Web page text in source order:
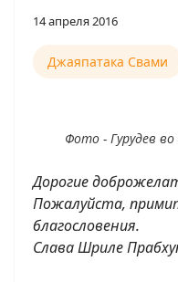
14 апреля 2016
Джаяпатака Свами
Фото - Гурудев
Дорогие
Пожалуйста,
благословения.
Слава Шриле